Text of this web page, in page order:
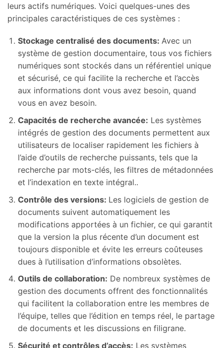
leurs actifs numériques. Voici quelques-unes des
principales caractéristiques de ces systèmes :
Stockage centralisé des documents: Avec un
système de gestion documentaire, tous vos fichiers
numériques sont stockés dans un référentiel unique
et sécurisé, ce qui facilite la recherche et l’accès
aux informations dont vous avez besoin, quand
vous en avez besoin.
Capacités de recherche avancée: Les systèmes
intégrés de gestion des documents permettent aux
utilisateurs de localiser rapidement les fichiers à
l’aide d’outils de recherche puissants, tels que la
recherche par mots-clés, les filtres de métadonnées
et l’indexation en texte intégral..
Contrôle des versions: Les logiciels de gestion de
documents suivent automatiquement les
modifications apportées à un fichier, ce qui garantit
que la version la plus récente d’un document est
toujours disponible et évite les erreurs coûteuses
dues à l’utilisation d’informations obsolètes.
Outils de collaboration: De nombreux systèmes de
gestion des documents offrent des fonctionnalités
qui facilitent la collaboration entre les membres de
l’équipe, telles que l’édition en temps réel, le partage
de documents et les discussions en filigrane.
Sécurité et contrôles d’accès: Les systèmes